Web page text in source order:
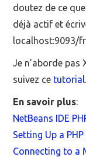
doutez de ce
déjà actif et
localhost:9093/
Je n’aborde pas
suivez ce tutorial
En savoir plus:
NetBeans IDE
Setting Up a
Connecting to a